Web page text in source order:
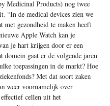
Medicinal Products) nog twee
“In de medical devices zien we
met gezondheid te maken heeft
Apple Watch kan je
je hart krijgen door er een
gaat er de volgende jaren
­toepassingen in de markt? Hoe
Met dat soort zaken
weer voornamelijk over
cellen uit het